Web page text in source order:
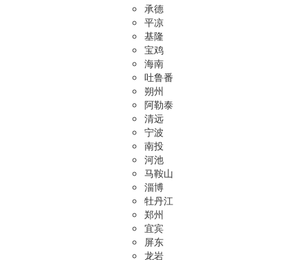
承德
平凉
基隆
宝鸡
海南
吐鲁番
朔州
阿勒泰
清远
宁波
南投
河池
马鞍山
淄博
牡丹江
郑州
宜宾
屏东
龙岩